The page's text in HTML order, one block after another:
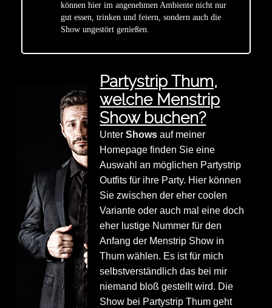
können hier im angenehmen Ambiente nicht nur
gut essen, trinken und feiern, sondern auch die
Show ungestört genießen.
Partystrip Thum,
welche Menstrip
Show buchen?
UnterShows auf meiner
Homepage finden Sie eine
Auswahl an möglichen Partystrip
Outfits für ihre Party. Hier können
Sie zwischen der eher coolen
Variante oder auch mal eine doch
eher lustige Nummer für den
Anfang der Menstrip Show in
Thum wählen. Es ist für mich
selbstverständlich das bei mir
niemand bloß gestellt wird. Die
Show bei Partystrip Thum geht